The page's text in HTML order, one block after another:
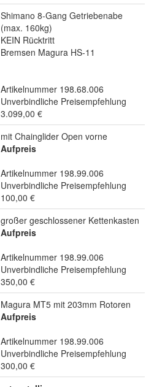
Shimano 8-Gang Getriebenabe
(max. 160kg)
KEIN Rücktritt
Bremsen Magura HS-11
Artikelnummer 198.68.006
Unverbindliche Preisempfehlung
3.099,00 €
mit Chainglider Open vorne
Aufpreis
Artikelnummer 198.99.006
Unverbindliche Preisempfehlung
100,00 €
großer geschlossener Kettenkasten
Aufpreis
Artikelnummer 198.99.006
Unverbindliche Preisempfehlung
350,00 €
Magura MT5 mit 203mm Rotoren
Aufpreis
Artikelnummer 198.99.006
Unverbindliche Preisempfehlung
300,00 €